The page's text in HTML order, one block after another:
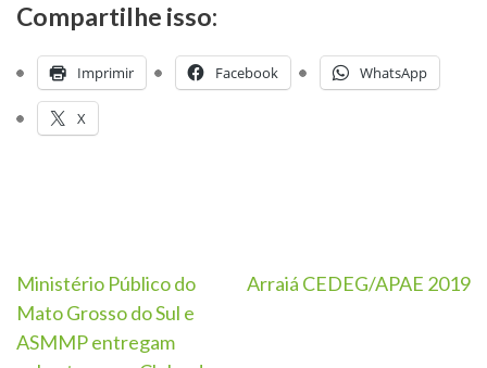
Compartilhe isso:
Imprimir Facebook WhatsApp
X
Ministério Público do
Mato Grosso do Sul e
ASMMP entregam
Arraiá CEDEG/APAE 2019